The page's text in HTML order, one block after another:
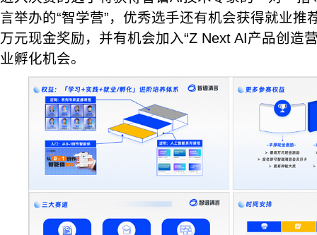
言举办的“智学营”，优秀选手还有机会获得就业推
万元现金奖励，并有机会加入“Z Next AI产品创造
业孵化机会。